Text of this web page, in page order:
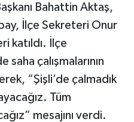
Bahattin Aktaş,
İlçe Sekreteri Onur
katıldı. İlçe
çalışmalarının
“Şişli’de çalmadık
Tüm
mesajını verdi.